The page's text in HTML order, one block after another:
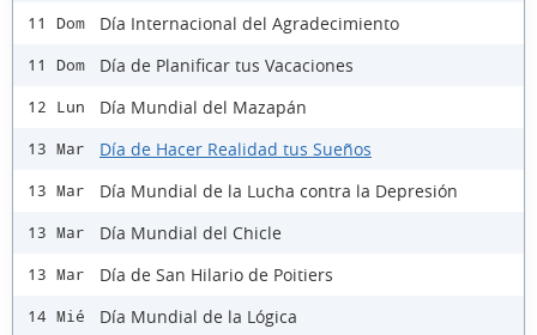
11 Dom Día Internacional del Agradecimiento
11 Dom Día de Planificar tus Vacaciones
12 Lun Día Mundial del Mazapán
13 Mar Día de Hacer Realidad tus Sueños
13 Mar Día Mundial de la Lucha contra la Depresión
13 Mar Día Mundial del Chicle
13 Mar Día de San Hilario de Poitiers
14 Mié Día Mundial de la Lógica